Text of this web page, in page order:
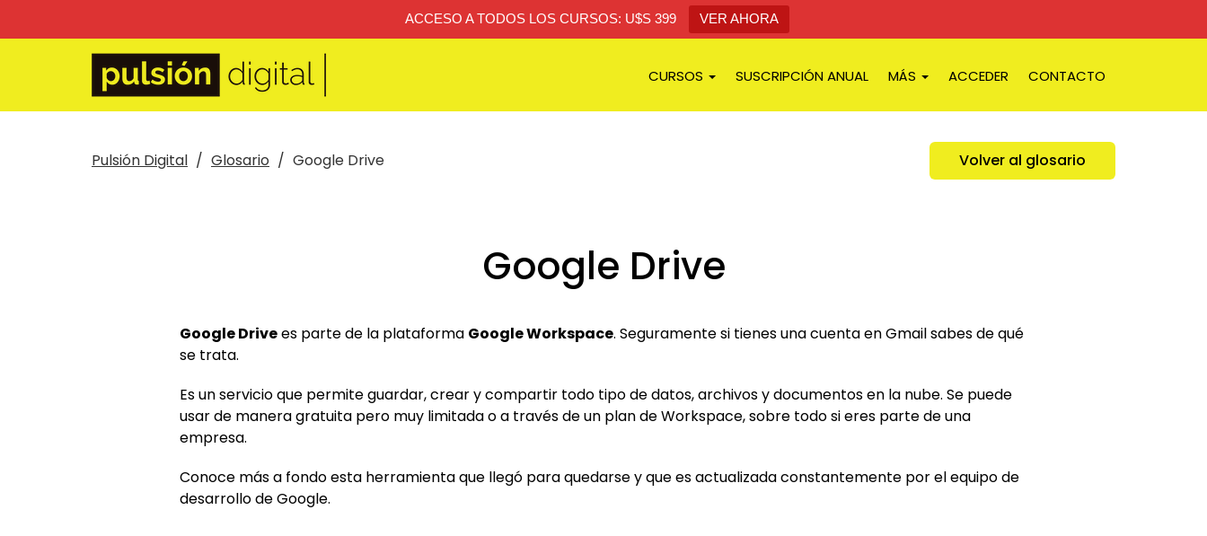
ACCESO A TODOS LOS CURSOS: U$S 399 VER AHORA
CURSOS SUSCRIPCIÓN ANUAL MÁS ACCEDER CONTACTO
Pulsión Digital Glosario Google Drive Volver al glosario
Google Drive
Google Drivees parte de la plataforma Google Workspace. Seguramente si tienes una cuenta en Gmail sabes de qué
se trata.
Es un servicio que permite guardar, crear y compartir todo tipo de datos, archivos y documentos en la nube. Se puede
usar de manera gratuita pero muy limitada o a través de un plan de Workspace, sobre todo si eres parte de una
empresa.
Conoce más a fondo esta herramienta que llegó para quedarse y que es actualizada constantemente por el equipo de
desarrollo de Google.